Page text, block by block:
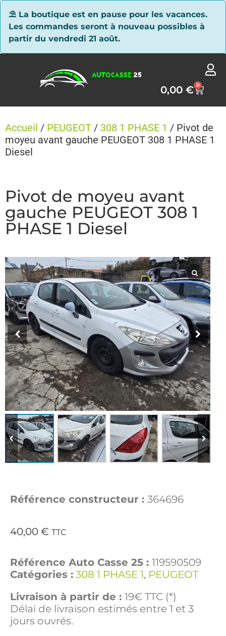
⛱ La boutique est en pause pour les vacances.
Les commandes seront à nouveau possibles à
partir du vendredi 21 août.
0,00€ 0
Accueil / PEUGEOT / 308 1 PHASE 1 / Pivot de
moyeu avant gauche PEUGEOT 308 1 PHASE 1
Diesel
Pivot de moyeu avant
gauche PEUGEOT 308 1
PHASE 1 Diesel
Référence constructeur : 364696
40,00 € TTC
Référence Auto Casse 25 : 119590509
Catégories : 308 1 PHASE 1, PEUGEOT
Livraison à partir de : 19€ TTC (*)
Délai de livraison estimés entre 1 et 3
jours ouvrés.
Panneau de gestion des cookies